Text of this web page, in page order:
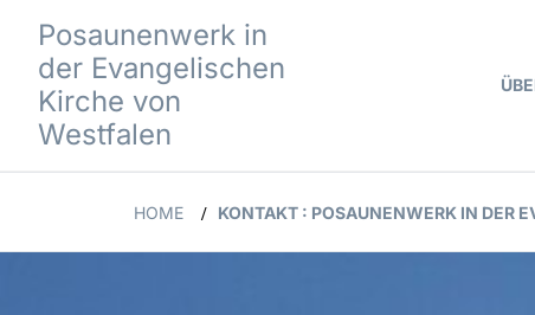
Posaunenwerk in
der Evangelischen
Kirche von
Westfalen
HOME / KONTAKT : POSAUNENWERK IN DER